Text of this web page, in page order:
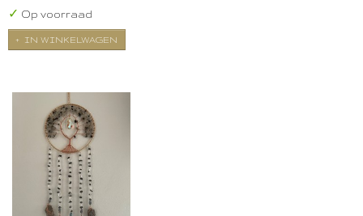
✓ Op voorraad
IN WINKELWAGEN